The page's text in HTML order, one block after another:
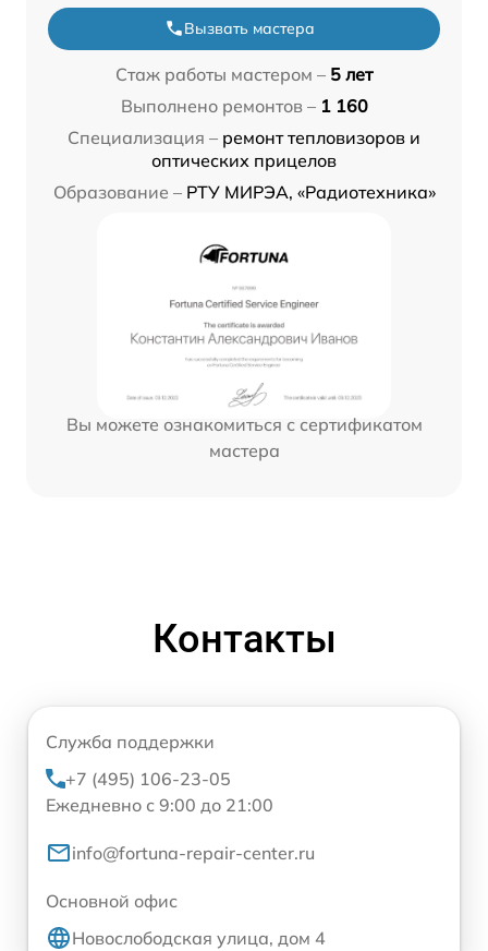
Вызвать мастера
Стаж работы мастером – 5 лет
Выполнено ремонтов – 1 160
Специализация – ремонт тепловизоров и
оптических прицелов
Образование – РТУ МИРЭА, «Радиотехника»
Вы можете ознакомиться с сертификатом
мастера
Контакты
Служба поддержки
+7 (495) 106-23-05
Ежедневно с 9:00 до 21:00
info@fortuna-repair-center.ru
Основной офис
Новослободская улица, дом 4